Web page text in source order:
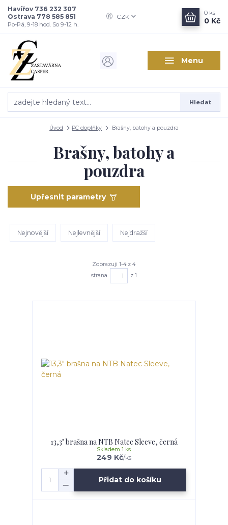
Menu
CZK
Hledat
Havířov 736 232 307
Ostrava 778 585 851
Po-Pá, 9-18 hod. So 9-12 h.
0 ks
0 Kč
Úvod PC doplňky Brašny, batohy a pouzdra
Brašny, batohy a
pouzdra
Upřesnit parametry
Nejnovější Nejlevnější Nejdražší
Zobrazuji 1-4 z 4
strana
z 1
13,3" brašna na NTB Natec Sleeve, černá
249 Kč/ks
Skladem 1 ks
Přidat do košíku